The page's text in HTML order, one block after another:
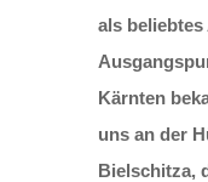
als
Kärnten
uns an der
Bielschitza,